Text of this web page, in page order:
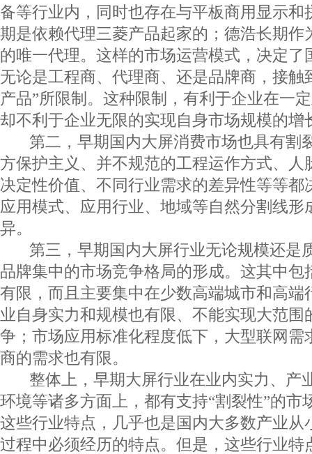
备等行业内，同时也存在与平板商用显示和
期是依赖代理三菱产品起家的；德浩长期作
的唯一代理。这样的市场运营模式，决定了
无论是工程商、代理商、还是品牌商，接触
产品”所限制。这种限制，有利于企业在一
却不利于企业无限的实现自身市场规模的增
第二，早期国内大屏消费市场也具有割
方保护主义、并不规范的工程运作方式、人
决定性价值、不同行业需求的差异性等等都
应用模式、应用行业、地域等自然分割线形
异。
第三，早期国内大屏行业无论规模还是
品牌集中的市场竞争格局的形成。这其中包
有限，而且主要集中在少数高端城市和高端
业自身实力和规模也有限、不能实现大范围
争；市场应用标准化程度低下，大型联网需
商的需求也有限。
整体上，早期大屏行业在业内实力、产
环境等诸多方面上，都有支持“割裂性”的市
这些行业特点，几乎也是国内大多数产业从
过程中必须经历的特点。但是，这些行业特